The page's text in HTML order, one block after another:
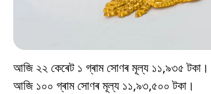
আজি ২২ কেৰেট ১ গ্ৰাম সোণৰ মূল্য ১১,৯৩৫
আজি ১০০ গ্ৰাম সোণৰ মূল্য ১১,৯৩,৫০০ টকা।